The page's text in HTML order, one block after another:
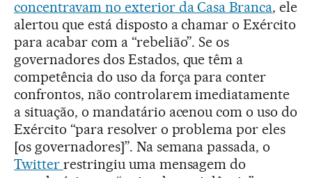
concentravam no exterior da Casa Branca, ele
alertou que está disposto a chamar o Exército
para acabar com a “rebelião”. Se os
governadores dos Estados, que têm a
competência do uso da força para conter
confrontos, não controlarem imediatamente
a situação, o mandatário acenou com o uso do
Exército “para resolver o problema por eles
[os governadores]”. Na semana passada, o
Twitter restringiu uma mensagem do